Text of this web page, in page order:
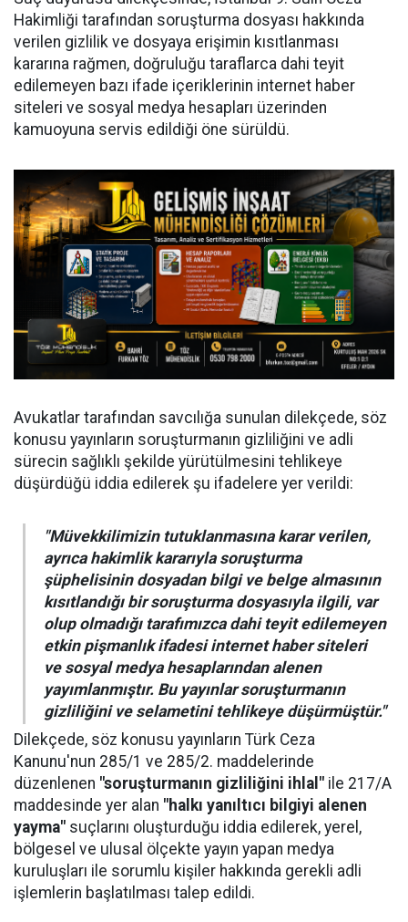
Hakimliği tarafından soruşturma dosyası hakkında
verilen gizlilik ve dosyaya erişimin kısıtlanması
kararına rağmen, doğruluğu taraflarca dahi teyit
edilemeyen bazı ifade içeriklerinin internet haber
siteleri ve sosyal medya hesapları üzerinden
kamuoyuna servis edildiği öne sürüldü.
Avukatlar tarafından savcılığa sunulan dilekçede, söz
konusu yayınların soruşturmanın gizliliğini ve adli
sürecin sağlıklı şekilde yürütülmesini tehlikeye
düşürdüğü iddia edilerek şu ifadelere yer verildi:
"Müvekkilimizin tutuklanmasına karar verilen,
ayrıca hakimlik kararıyla soruşturma
şüphelisinin dosyadan bilgi ve belge almasının
kısıtlandığı bir soruşturma dosyasıyla ilgili, var
olup olmadığı tarafımızca dahi teyit edilemeyen
etkin pişmanlık ifadesi internet haber siteleri
ve sosyal medya hesaplarından alenen
yayımlanmıştır. Bu yayınlar soruşturmanın
gizliliğini ve selametini tehlikeye düşürmüştür."
Dilekçede, söz konusu yayınların Türk Ceza
Kanunu'nun 285/1 ve 285/2. maddelerinde
düzenlenen "soruşturmanın gizliliğini ihlal" ile 217/A
maddesinde yer alan "halkı yanıltıcı bilgiyi alenen
yayma" suçlarını oluşturduğu iddia edilerek, yerel,
bölgesel ve ulusal ölçekte yayın yapan medya
kuruluşları ile sorumlu kişiler hakkında gerekli adli
işlemlerin başlatılması talep edildi.